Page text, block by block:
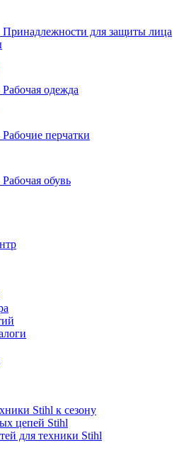
Принадлежности для защиты лица
Рабочая одежда
Рабочие перчатки
Рабочая обувь
Stihl к сезону
цепей Stihl
для техники Stihl